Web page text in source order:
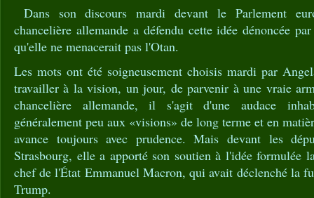
Dans son discours mardi devant le Parlement
chancelière allemande a défendu cette idée dénoncée
qu'elle ne menacerait pas l'Otan.
Les mots ont été soigneusement choisis mardi par
travailler à la vision, un jour, de parvenir à une vraie
chancelière allemande, il s'agit d'une audace
généralement peu aux «visions» de long terme et en
avance toujours avec prudence. Mais devant les
Strasbourg, elle a apporté son soutien à l'idée formulée
chef de l'État Emmanuel Macron, qui avait déclenché la
Trump.